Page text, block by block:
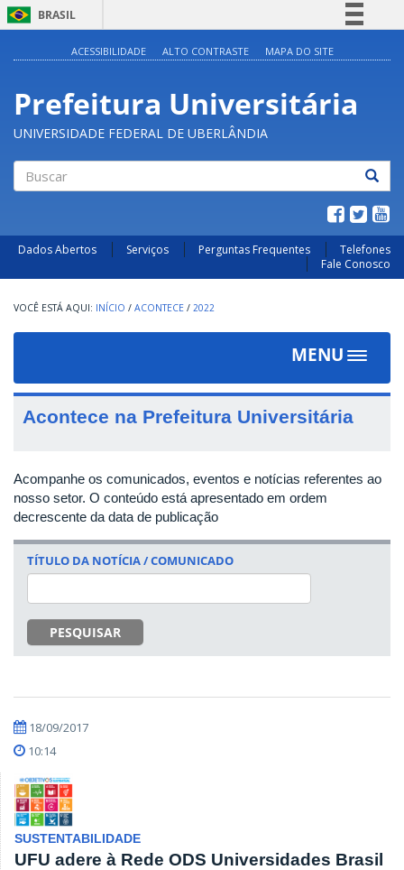
BRASIL
Participe
Acesso à informação
ACESSIBILIDADE ALTO CONTRASTE MAPA DO SITE
Prefeitura Universitária
UNIVERSIDADE FEDERAL DE UBERLÂNDIA
Dados Abertos Serviços Perguntas Frequentes
Telefones
Fale Conosco
INÍCIO / ACONTECE / 2022
MENU
Toggle
Acontece na Prefeitura Universitária
Acompanhe os comunicados, eventos e notícias referentes ao
nosso setor. O conteúdo está apresentado em ordem
decrescente da data de publicação
TÍTULO DA NOTÍCIA / COMUNICADO
PESQUISAR
18/09/2017
10:14
SUSTENTABILIDADE
UFU adere à Rede ODS Universidades Brasil